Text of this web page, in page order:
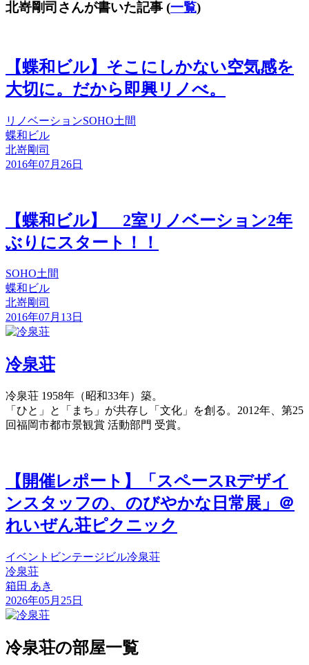
北嵜剛司さんが書いた記事 (一覧)
【蝶和ビル】そこにしかない空気感を
大切に。だから即興リノべ。
リノベーションSOHO土間
蝶和ビル
北嵜剛司
2016年07月26日
【蝶和ビル】 2室リノベーション2年
ぶりにスタート！！
SOHO土間
蝶和ビル
北嵜剛司
2016年07月13日
冷泉荘
冷泉荘 1958年（昭和33年）築。
「ひと」と「まち」が共存し「文化」を創る。2012年、第25
回福岡市都市景観賞 活動部門 受賞。
【開催レポート】「スペースRデザイ
ンスタッフの、のびやかな日常展」＠
れいぜん荘ピクニック
イベント ビンテージビル冷泉荘
冷泉荘
箱田 あき
2026年05月25日
冷泉荘の部屋一覧